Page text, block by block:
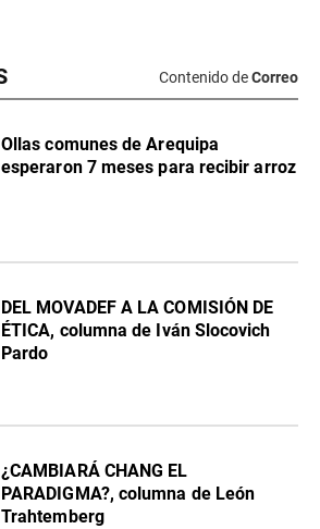
Contenido deCorreo
Ollas comunes de Arequipa
esperaron 7 meses para recibir arroz
DEL MOVADEF A LA COMISIÓN DE
ÉTICA, columna de Iván Slocovich
Pardo
¿CAMBIARÁ CHANG EL
PARADIGMA?, columna de León
Trahtemberg